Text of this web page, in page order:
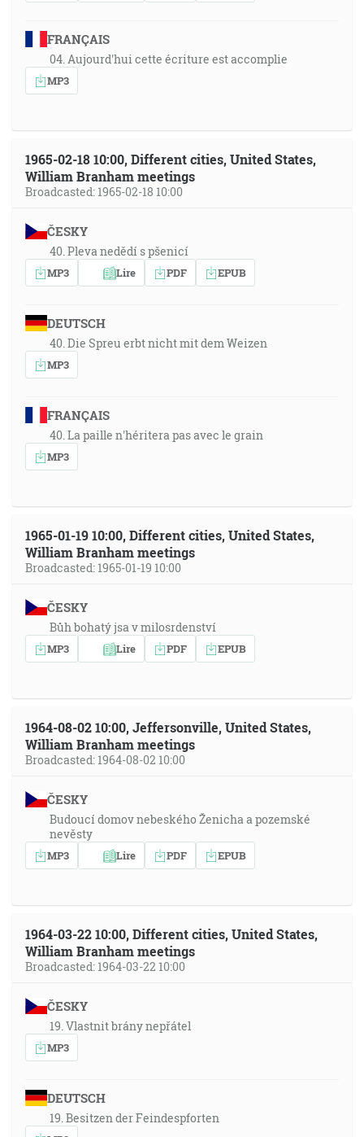
FRANÇAIS
04. Aujourd'hui cette écriture est accomplie
MP3
1965-02-18 10:00, Different cities, United States,
William Branham meetings
Broadcasted: 1965-02-18 10:00
ČESKY
40. Pleva nedědí s pšenicí
MP3 Lire PDF EPUB
DEUTSCH
40. Die Spreu erbt nicht mit dem Weizen
MP3
FRANÇAIS
40. La paille n'héritera pas avec le grain
MP3
1965-01-19 10:00, Different cities, United States,
William Branham meetings
Broadcasted: 1965-01-19 10:00
ČESKY
Bůh bohatý jsa v milosrdenství
MP3 Lire PDF EPUB
1964-08-02 10:00, Jeffersonville, United States,
William Branham meetings
Broadcasted: 1964-08-02 10:00
ČESKY
Budoucí domov nebeského Ženicha a pozemské
nevěsty
MP3 Lire PDF EPUB
1964-03-22 10:00, Different cities, United States,
William Branham meetings
Broadcasted: 1964-03-22 10:00
ČESKY
19. Vlastnit brány nepřátel
MP3
DEUTSCH
19. Besitzen der Feindespforten